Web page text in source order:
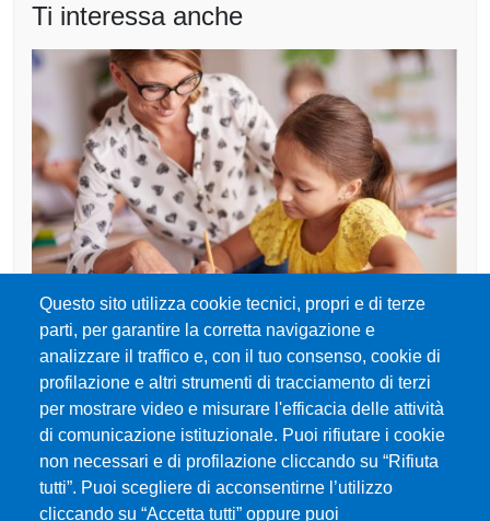
Ti interessa anche
Bandi e concorsi | Formazione insegnanti UniMe
Immagine
Questo sito utilizza cookie tecnici, propri e di terze
parti, per garantire la corretta navigazione e
analizzare il traffico e, con il tuo consenso, cookie di
profilazione e altri strumenti di tracciamento di terzi
per mostrare video e misurare l'efficacia delle attività
di comunicazione istituzionale. Puoi rifiutare i cookie
non necessari e di profilazione cliccando su “Rifiuta
tutti”. Puoi scegliere di acconsentirne l’utilizzo
cliccando su “Accetta tutti” oppure puoi